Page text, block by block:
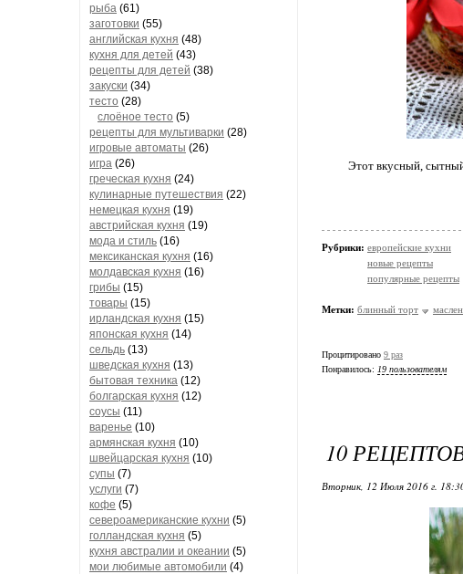
рыба (61)
заготовки (55)
английская кухня (48)
кухня для детей (43)
рецепты для детей (38)
закуски (34)
тесто (28)
слоёное тесто (5)
рецепты для мультиварки (28)
игровые автоматы (26)
игра (26)
греческая кухня (24)
кулинарные путешествия (22)
немецкая кухня (19)
австрийская кухня (19)
мода и стиль (16)
мексиканская кухня (16)
молдавская кухня (16)
грибы (15)
товары (15)
ирландская кухня (15)
японская кухня (14)
сельдь (13)
шведская кухня (13)
бытовая техника (12)
болгарская кухня (12)
соусы (11)
варенье (10)
армянская кухня (10)
швейцарская кухня (10)
супы (7)
услуги (7)
кофе (5)
североамериканские кухни (5)
голландская кухня (5)
кухня австралии и океании (5)
мои любимые автомобили (4)
Этот вкусный,
Рубрики: европейские кухни
новые рецепты
популярные рецепты
Метки: блинный торт
Процитировано 9 раз
Понравилось: 19 пользователям
10
Вторник, 12 Июля 2016 г.